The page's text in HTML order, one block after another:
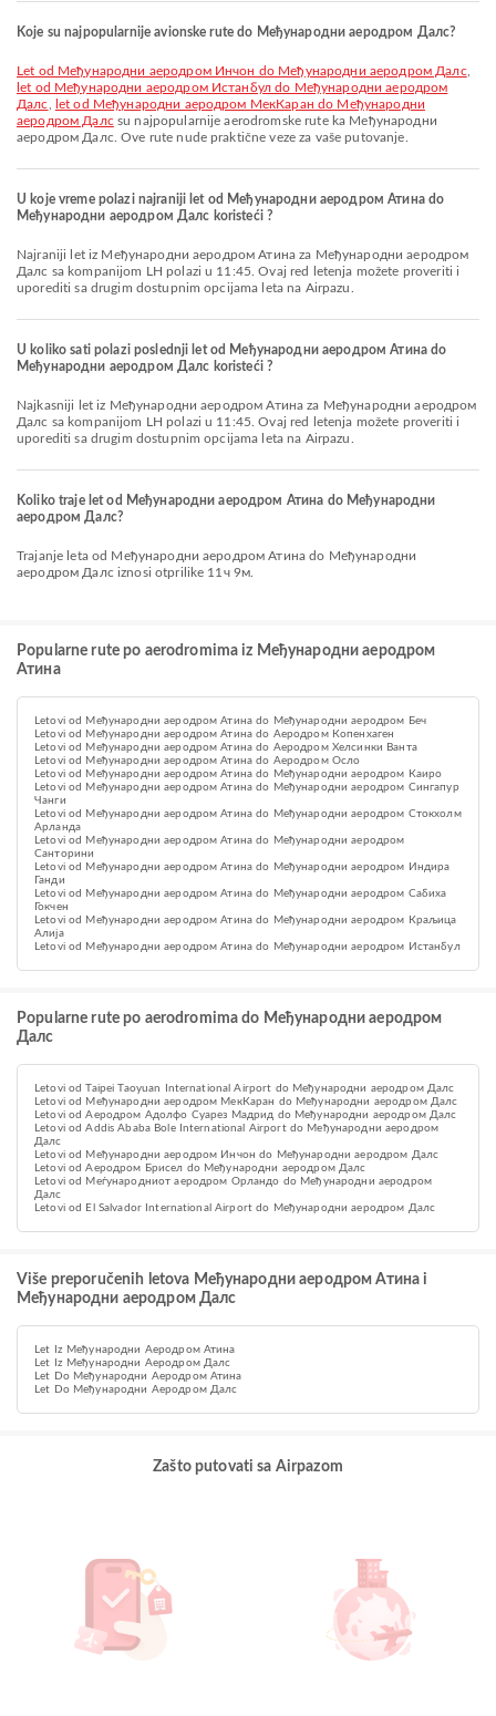
Koje su najpopularnije avionske rute do Међународни аеродром Далс?
let od Међународни аеродром Инчон do Међународни аеродром Далс
let od Међународни аеродром Истанбул do Међународни аеродром
Далс
let od Међународни аеродром МекКaран do Међународни
аеродром Далс su najpopularnije aerodromske rute ka Међународни
аеродром Далс. Ove rute nude praktične veze za vaše putovanje.
U koje vreme polazi najraniji let od Међународни аеродром Атина do
Међународни аеродром Далс koristeći ?
Najraniji let iz Међународни аеродром Атина za Међународни аеродром
Далс sa kompanijom LH polazi u 11:45. Ovaj red letenja možete proveriti i
uporediti sa drugim dostupnim opcijama leta na Airpazu.
U koliko sati polazi poslednji let od Међународни аеродром Атина do
Међународни аеродром Далс koristeći ?
Najkasniji let iz Међународни аеродром Атина za Међународни аеродром
Далс sa kompanijom LH polazi u 11:45. Ovaj red letenja možete proveriti i
uporediti sa drugim dostupnim opcijama leta na Airpazu.
Koliko traje let od Међународни аеродром Атина do Међународни
аеродром Далс?
Trajanje leta od Међународни аеродром Атина do Међународни
аеродром Далс iznosi otprilike 11ч 9м.
Popularne rute po aerodromima iz Међународни аеродром
Атина
Letovi od Међународни аеродром Атина do Међународни аеродром Беч
Letovi od Међународни аеродром Атина do Аеродром Копенхаген
Letovi od Међународни аеродром Атина do Аеродром Хелсинки Ванта
Letovi od Међународни аеродром Атина do Aеродром Осло
Letovi od Међународни аеродром Атина do Међународни аеродром Каиро
Letovi od Међународни аеродром Атина do Међународни аеродром Сингапур
Чанги
Letovi od Међународни аеродром Атина do Међународни аеродром Стокхолм
Арланда
Letovi od Међународни аеродром Атина do Међународни аеродром
Санторини
Letovi od Међународни аеродром Атина do Међународни аеродром Индира
Ганди
Letovi od Међународни аеродром Атина do Међународни аеродром Сабиха
Гокчен
Letovi od Међународни аеродром Атина do Међународни аеродром Краљица
Алија
Letovi od Међународни аеродром Атина do Међународни аеродром Истанбул
Popularne rute po aerodromima do Међународни аеродром
Далс
Letovi od Taipei Taoyuan International Airport do Међународни аеродром Далс
Letovi od Међународни аеродром МекКaран do Међународни аеродром Далс
Letovi od Аеродром Адолфо Суарез Мадрид do Међународни аеродром Далс
Letovi od Addis Ababa Bole International Airport do Међународни аеродром
Далс
Letovi od Међународни аеродром Инчон do Међународни аеродром Далс
Letovi od Аеродром Брисел do Међународни аеродром Далс
Letovi od Меѓународниот аеродром Орландо do Међународни аеродром
Далс
Letovi od El Salvador International Airport do Међународни аеродром Далс
Više preporučenih letova Међународни аеродром Атина i
Међународни аеродром Далс
Let Iz Међународни Аеродром Атина
Let Iz Међународни Аеродром Далс
Let Do Међународни Аеродром Атина
Let Do Међународни Аеродром Далс
Zašto putovati sa Airpazom